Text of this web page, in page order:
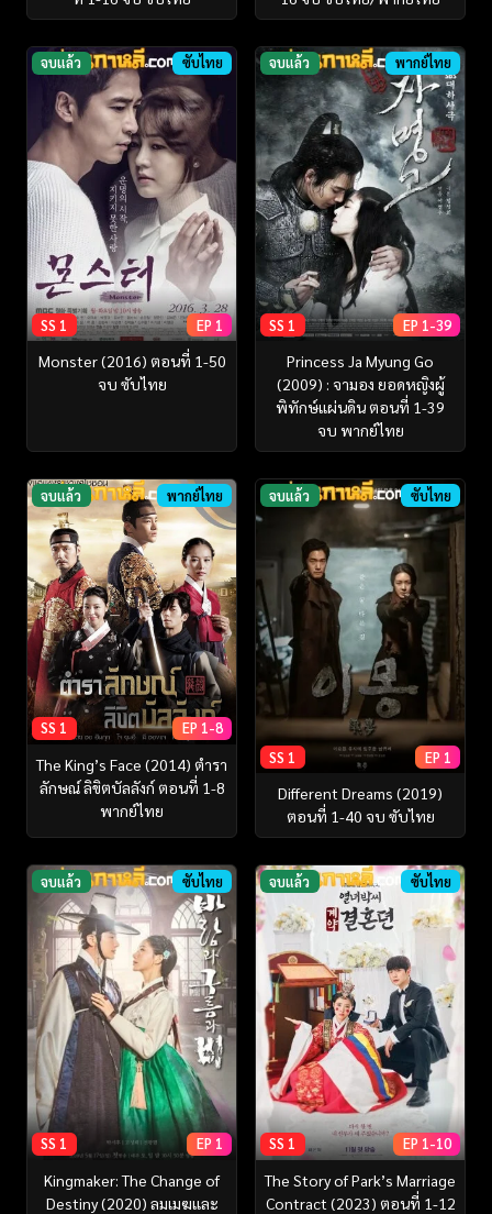
จบแล้ว ซับไทย
SS 1 EP 1
Monster (2016) ตอนที่ 1-50
จบ ซับไทย
จบแล้ว พากย์ไทย
SS 1 EP 1-39
Princess Ja Myung Go
(2009) : จามอง ยอดหญิงผู้
พิทักษ์แผ่นดิน ตอนที่ 1-39
จบ พากย์ไทย
จบแล้ว พากย์ไทย
SS 1 EP 1-8
The King’s Face (2014) ตำรา
ลักษณ์ ลิขิตบัลลังก์ ตอนที่ 1-8
พากย์ไทย
จบแล้ว ซับไทย
SS 1 EP 1
Different Dreams (2019)
ตอนที่ 1-40 จบ ซับไทย
จบแล้ว ซับไทย
SS 1 EP 1
Kingmaker: The Change of
Destiny (2020) ลมเมฆและ
จบแล้ว ซับไทย
SS 1 EP 1-10
The Story of Park’s Marriage
Contract (2023) ตอนที่ 1-12